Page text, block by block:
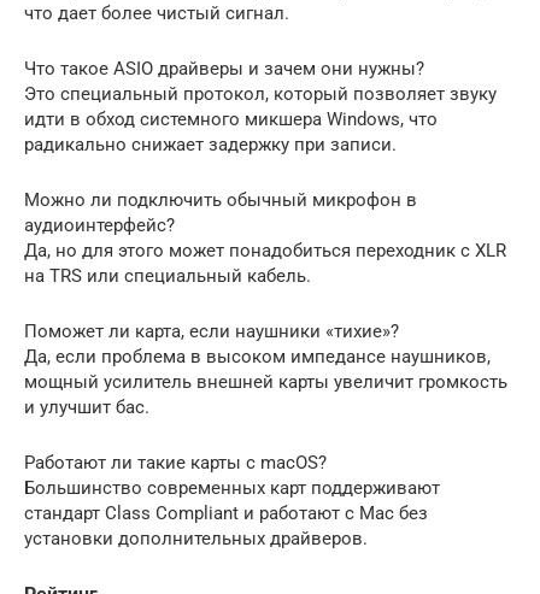
что дает более чистый сигнал.
Что такое ASIO драйверы и зачем они нужны?
Это специальный протокол, который позволяет звуку
идти в обход системного микшера Windows, что
радикально снижает задержку при записи.
Можно ли подключить обычный микрофон в
аудиоинтерфейс?
Да, но для этого может понадобиться переходник с XLR
на TRS или специальный кабель.
Поможет ли карта, если наушники «тихие»?
Да, если проблема в высоком импедансе наушников,
мощный усилитель внешней карты увеличит громкость
и улучшит бас.
Работают ли такие карты с macOS?
Большинство современных карт поддерживают
стандарт Class Compliant и работают с Mac без
установки дополнительных драйверов.